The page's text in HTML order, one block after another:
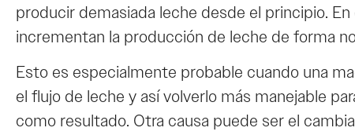
producir demasiada leche desde el principio.
incrementan la producción de leche de forma
Esto es especialmente probable cuando una
el flujo de leche y así volverlo más manejable
como resultado. Otra causa puede ser el